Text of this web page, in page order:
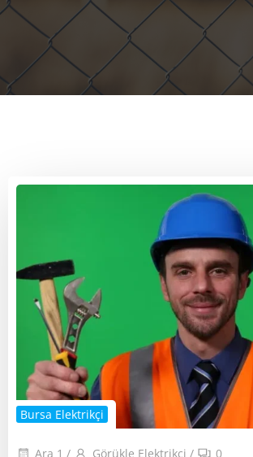
Bursa Elektrikçi
Ara 1 / Görükle Elektrikçi / 0